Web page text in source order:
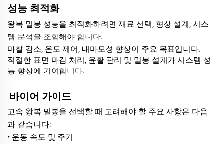
성능 최적화
왕복 밀봉 성능을 최적화하려면 재료 선택, 형상 설계, 시스
템 분석을 조합해야 합니다.
마찰 감소, 온도 제어, 내마모성 향상이 주요 목표입니다.
적절한 표면 마감 처리, 윤활 관리 및 밀봉 설계가 시스템 성
능 향상에 기여합니다.
바이어 가이드
고속 왕복 밀봉을 선택할 때 고려해야 할 주요 사항은 다음
과 같습니다:
• 운동 속도 및 주기